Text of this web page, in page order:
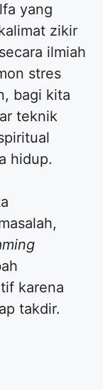
yang
zikir
ilmiah
stres
bagi kita
teknik
hidup.
karena
takdir.